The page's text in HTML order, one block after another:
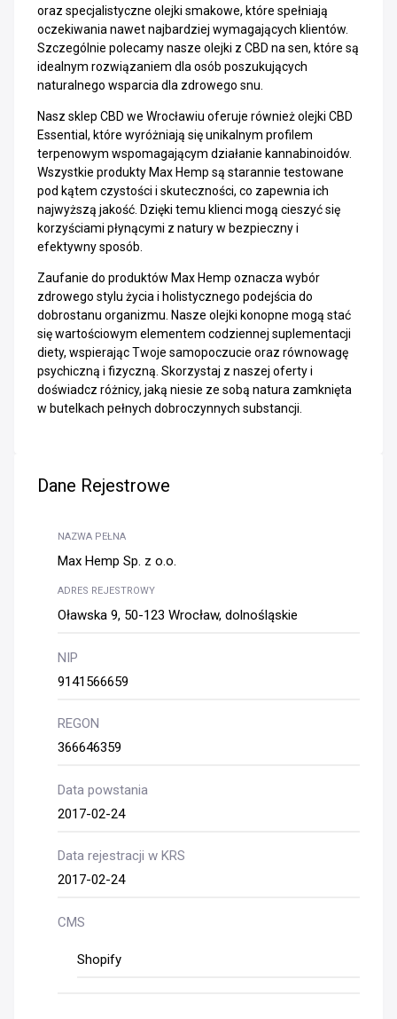
oraz specjalistyczne olejki smakowe, które spełniają
oczekiwania nawet najbardziej wymagających klientów.
Szczególnie polecamy nasze olejki z CBD na sen, które są
idealnym rozwiązaniem dla osób poszukujących
naturalnego wsparcia dla zdrowego snu.
Nasz sklep CBD we Wrocławiu oferuje również olejki CBD
Essential, które wyróżniają się unikalnym profilem
terpenowym wspomagającym działanie kannabinoidów.
Wszystkie produkty Max Hemp są starannie testowane
pod kątem czystości i skuteczności, co zapewnia ich
najwyższą jakość. Dzięki temu klienci mogą cieszyć się
korzyściami płynącymi z natury w bezpieczny i
efektywny sposób.
Zaufanie do produktów Max Hemp oznacza wybór
zdrowego stylu życia i holistycznego podejścia do
dobrostanu organizmu. Nasze olejki konopne mogą stać
się wartościowym elementem codziennej suplementacji
diety, wspierając Twoje samopoczucie oraz równowagę
psychiczną i fizyczną. Skorzystaj z naszej oferty i
doświadcz różnicy, jaką niesie ze sobą natura zamknięta
w butelkach pełnych dobroczynnych substancji.
Dane Rejestrowe
NAZWA PEŁNA
Max Hemp Sp. z o.o.
ADRES REJESTROWY
Oławska 9, 50-123 Wrocław, dolnośląskie
NIP
9141566659
REGON
366646359
Data powstania
2017-02-24
Data rejestracji w KRS
2017-02-24
CMS
Shopify